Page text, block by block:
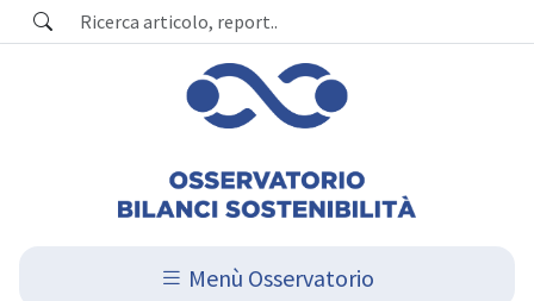
Menù Osservatorio